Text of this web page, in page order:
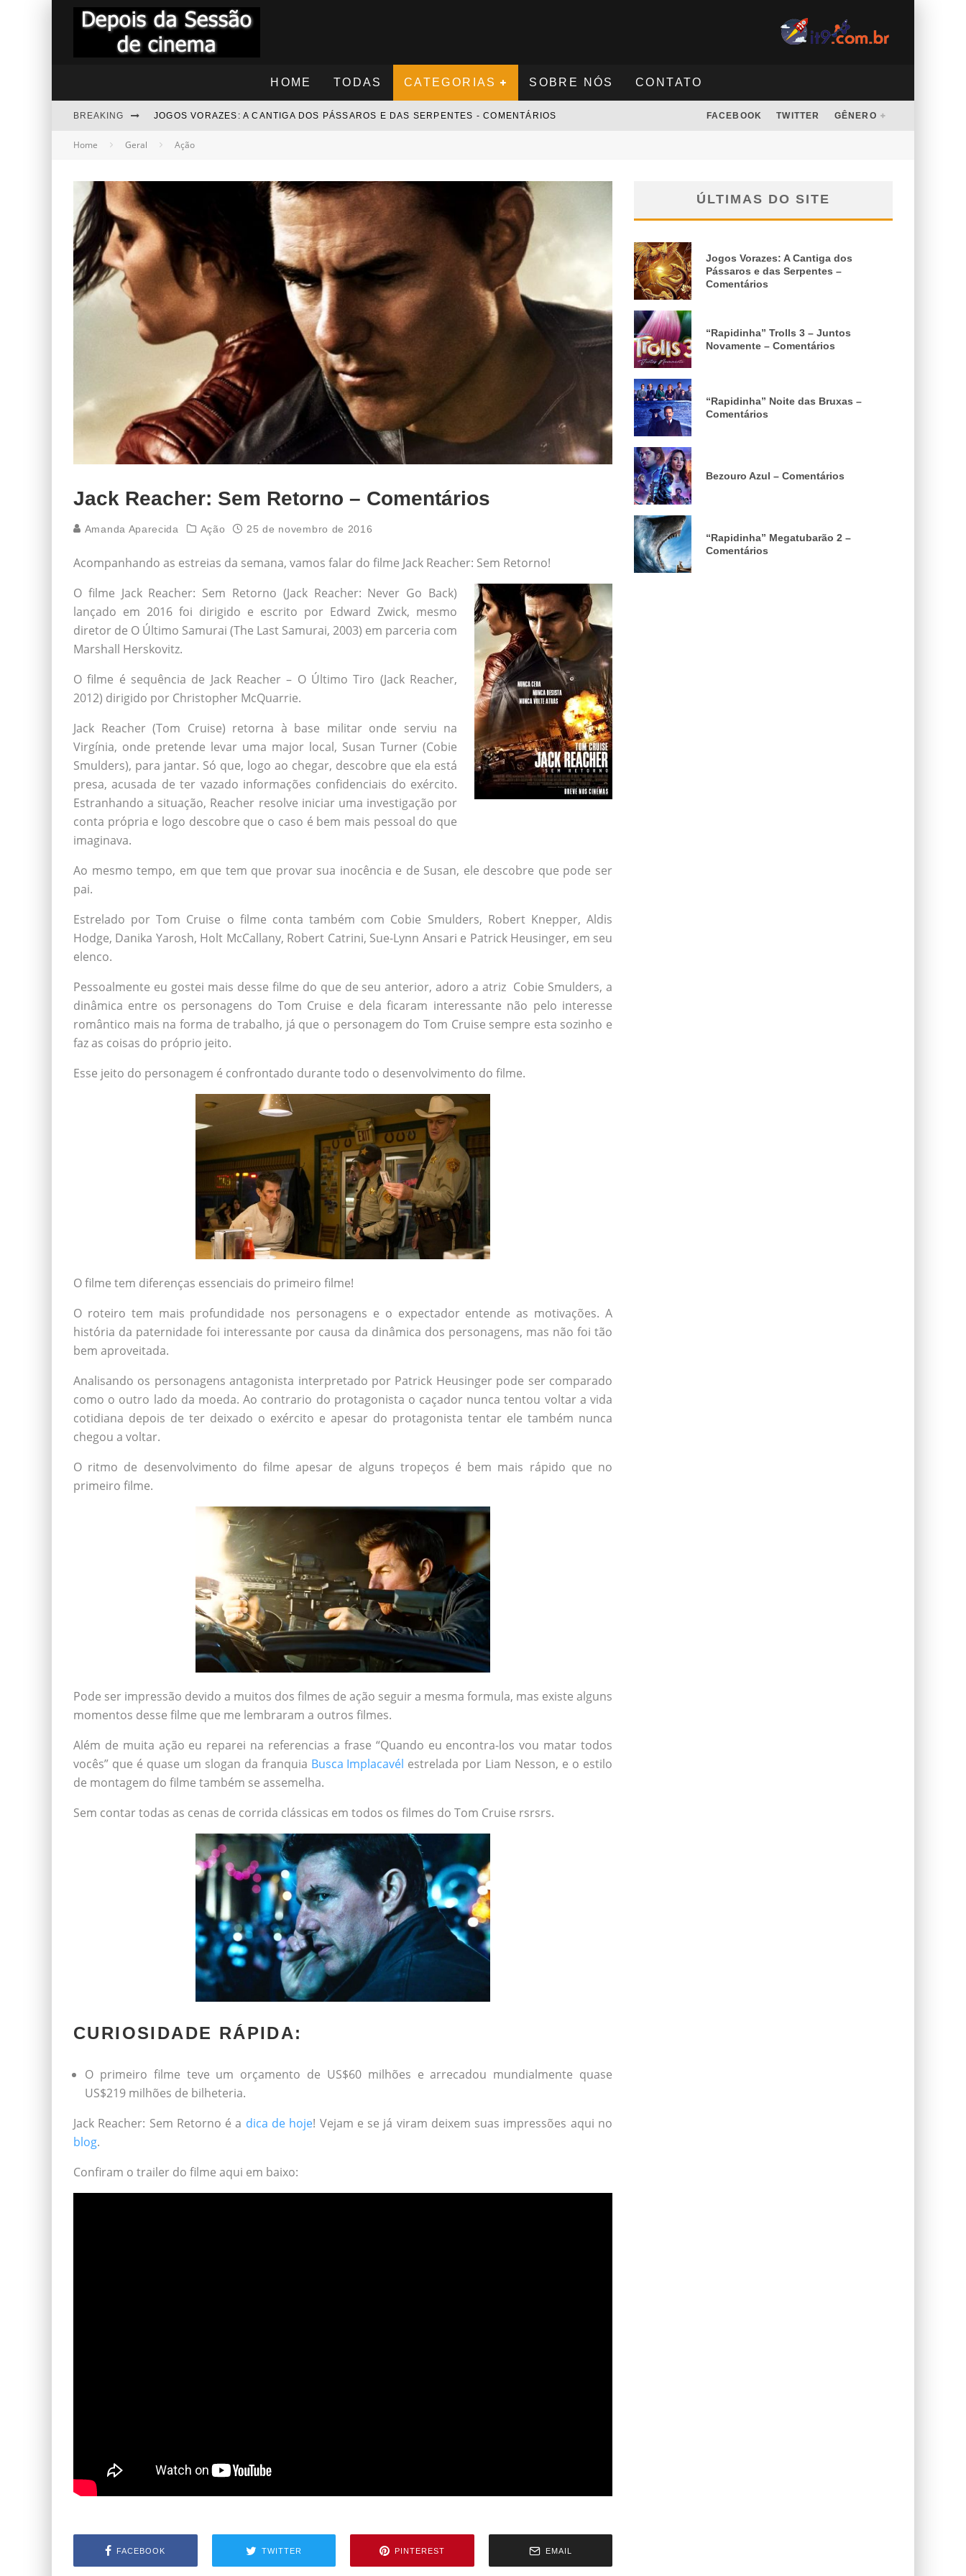
HOME TODAS CATEGORIAS SOBRE NÓS CONTATO
BREAKING JOGOS VORAZES: A CANTIGA DOS PÁSSAROS E DAS SERPENTES - COMENTÁRIOS
"RAPIDINHA" TROLLS 3 - JUNTOS NOVAMENTE - COMENTÁRIOS
BEZOURO AZUL - COMENTÁRIOS
“RAPIDINHA” MEGATUBARÃO 2 – COMENTÁRIOS
FACEBOOK TWITTER GÊNERO
Home Geral Ação
Jack Reacher: Sem Retorno – Comentários
Amanda Aparecida Ação 25 de novembro de 2016
Acompanhando as estreias da semana, vamos falar do filme Jack Reacher: Sem Retorno!
O filme Jack Reacher: Sem Retorno (Jack Reacher: Never Go Back)
lançado em 2016 foi dirigido e escrito por Edward Zwick, mesmo
diretor de O Último Samurai (The Last Samurai, 2003) em parceria com
Marshall Herskovitz.
O filme é sequência de Jack Reacher – O Último Tiro (Jack Reacher,
2012) dirigido por Christopher McQuarrie.
Jack Reacher (Tom Cruise) retorna à base militar onde serviu na
Virgínia, onde pretende levar uma major local, Susan Turner (Cobie
Smulders), para jantar. Só que, logo ao chegar, descobre que ela está
presa, acusada de ter vazado informações confidenciais do exército.
Estranhando a situação, Reacher resolve iniciar uma investigação por
conta própria e logo descobre que o caso é bem mais pessoal do que
imaginava.
Ao mesmo tempo, em que tem que provar sua inocência e de Susan, ele descobre que pode ser
pai.
Estrelado por Tom Cruise o filme conta também com Cobie Smulders, Robert Knepper, Aldis
Hodge, Danika Yarosh, Holt McCallany, Robert Catrini, Sue-Lynn Ansari e Patrick Heusinger, em seu
elenco.
Pessoalmente eu gostei mais desse filme do que de seu anterior, adoro a atriz Cobie Smulders, a
dinâmica entre os personagens do Tom Cruise e dela ficaram interessante não pelo interesse
romântico mais na forma de trabalho, já que o personagem do Tom Cruise sempre esta sozinho e
faz as coisas do próprio jeito.
Esse jeito do personagem é confrontado durante todo o desenvolvimento do filme.
O filme tem diferenças essenciais do primeiro filme!
O roteiro tem mais profundidade nos personagens e o expectador entende as motivações. A
história da paternidade foi interessante por causa da dinâmica dos personagens, mas não foi tão
bem aproveitada.
Analisando os personagens antagonista interpretado por Patrick Heusinger pode ser comparado
como o outro lado da moeda. Ao contrario do protagonista o caçador nunca tentou voltar a vida
cotidiana depois de ter deixado o exército e apesar do protagonista tentar ele também nunca
chegou a voltar.
O ritmo de desenvolvimento do filme apesar de alguns tropeços é bem mais rápido que no
primeiro filme.
Pode ser impressão devido a muitos dos filmes de ação seguir a mesma formula, mas existe alguns
momentos desse filme que me lembraram a outros filmes.
Além de muita ação eu reparei na referencias a frase “Quando eu encontra-los vou matar todos
vocês” que é quase um slogan da franquia Busca Implacavél estrelada por Liam Nesson, e o estilo
de montagem do filme também se assemelha.
Sem contar todas as cenas de corrida clássicas em todos os filmes do Tom Cruise rsrsrs.
CURIOSIDADE RÁPIDA:
O primeiro filme teve um orçamento de US$60 milhões e arrecadou mundialmente quase
US$219 milhões de bilheteria.
Jack Reacher: Sem Retorno é a dica de hoje! Vejam e se já viram deixem suas impressões aqui no
blog.
Confiram o trailer do filme aqui em baixo:
FACEBOOK TWITTER PINTEREST EMAIL
ÚLTIMAS DO SITE
Jogos Vorazes: A Cantiga dos
Pássaros e das Serpentes –
Comentários
“Rapidinha” Trolls 3 – Juntos
Novamente – Comentários
“Rapidinha” Noite das Bruxas –
Comentários
Bezouro Azul – Comentários
“Rapidinha” Megatubarão 2 –
Comentários